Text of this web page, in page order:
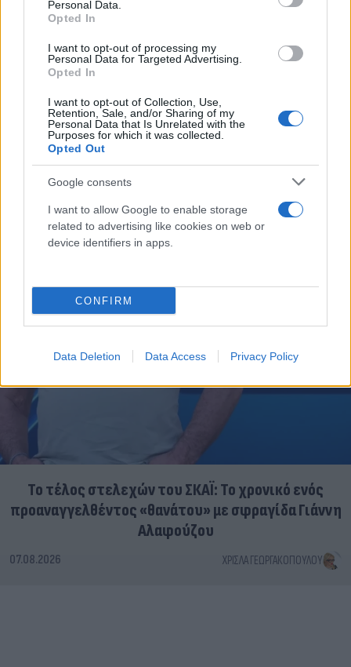
Personal Data.
Opted In
I want to opt-out of processing my
Personal Data for Targeted Advertising.
Opted In
I want to opt-out of Collection, Use,
Retention, Sale, and/or Sharing of my
Personal Data that Is Unrelated with the
Purposes for which it was collected.
Opted Out
Google consents
I want to allow Google to enable storage
related to advertising like cookies on web or
device identifiers in apps.
CONFIRM
Data Deletion Data Access Privacy Policy
Έδειχνε ανήλικη και ρωτούσε «πόσο;»
07.08.2026
Το τέλος στελεχών του ΣΚΑΪ: Το χρονικό ενός
προαναγγελθέντος «θανάτου» με σφραγίδα Γιάννη
Αλαφούζου
07.08.2026 ΧΡΊΣΛΑ ΓΕΩΡΓΑΚΟΠΟΎΛΟΥ